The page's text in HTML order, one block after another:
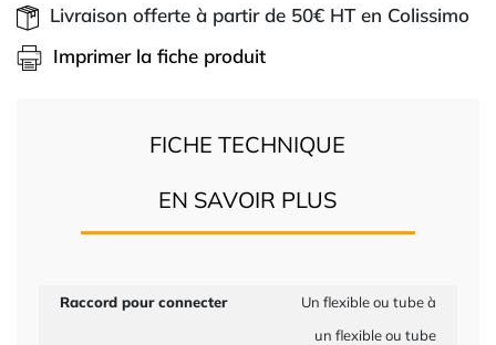
Livraison offerte à partir de 50€ HT en Colissimo
Imprimer la fiche produit
FICHE TECHNIQUE
EN SAVOIR PLUS
Raccord pour connecter
Un flexible ou tube à
un flexible ou tube